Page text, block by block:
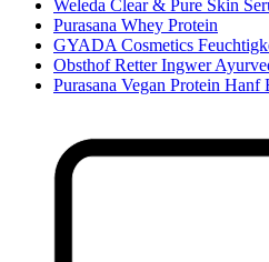
Weleda Clear & Pure Skin
Purasana Whey Protein
GYADA Cosmetics
Obsthof Retter Ingwer
Purasana Vegan Protein Hanf